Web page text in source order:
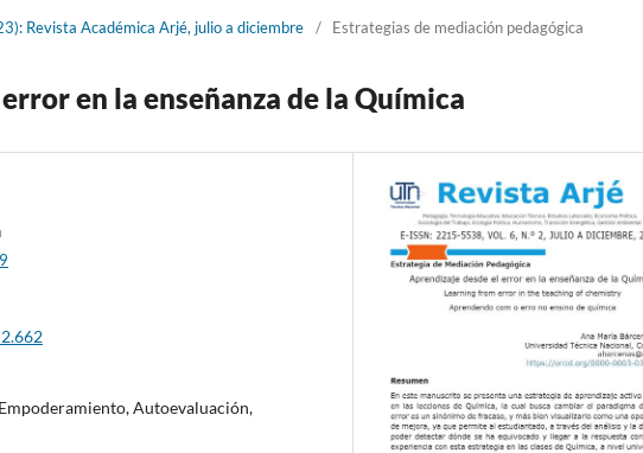
Revista Académica Arjé, julio a diciembre / Estrategias de mediación pedagógica
en la enseñanza de la Química
Autoevaluación,